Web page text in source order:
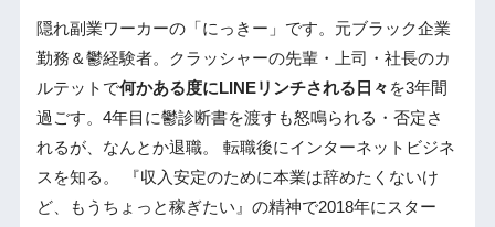
隠れ副業ワーカーの「にっきー」です。元ブラック企業
勤務＆鬱経験者。クラッシャーの先輩・上司・社長のカ
ルテットで何かある度にLINEリンチされる日々 を3年間
過ごす。4年目に鬱診断書を渡すも怒鳴られる・否定さ
れるが、なんとか退職。 転職後にインターネットビジネ
スを知る。 『収入安定のために本業は辞めたくないけ
ど、もうちょっと稼ぎたい』の精神で2018年にスター